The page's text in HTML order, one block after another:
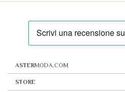
ASTERMODA.COM
STORE